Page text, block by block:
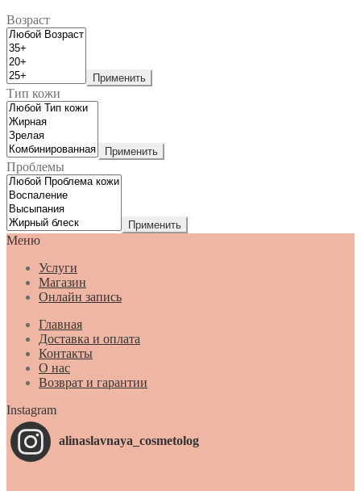
Возраст
Применить
Тип кожи
Применить
Проблемы
Применить
Меню
Услуги
Магазин
Онлайн запись
Главная
Доставка и оплата
Контакты
О нас
Возврат и гарантии
Instagram
alinaslavnaya_cosmetolog